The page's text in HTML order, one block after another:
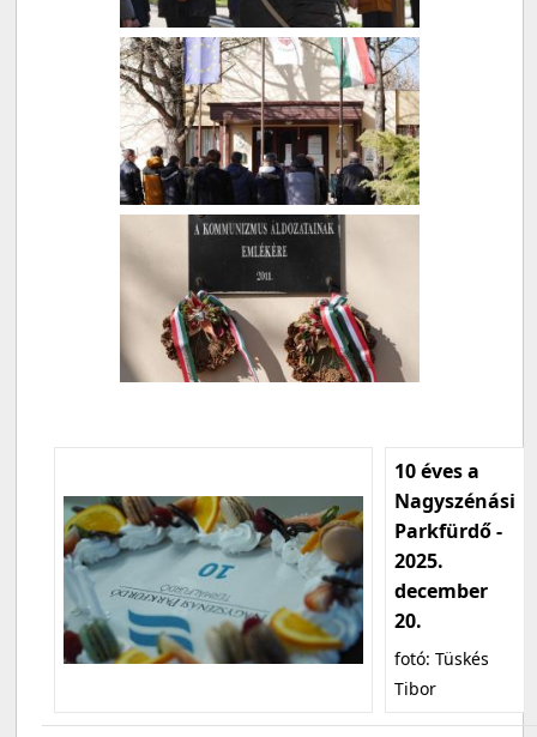
10 éves a
Nagyszénási
Parkfürdő -
2025.
december
20.
fotó: Tüskés
Tibor